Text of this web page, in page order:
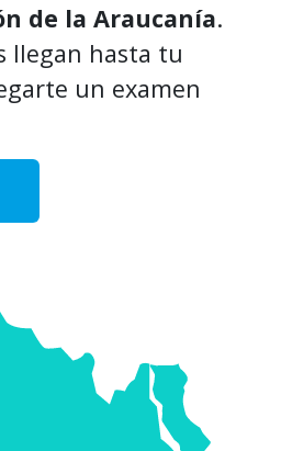
de la Araucanía.
llegan hasta tu
un examen